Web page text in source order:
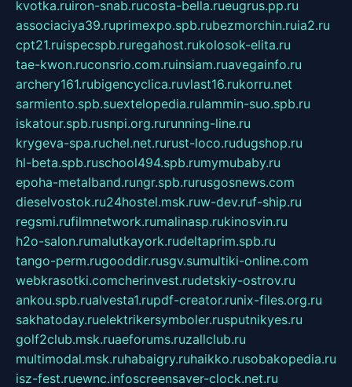
kvotka.ruiron-snab.rucosta-bella.rueugrus.pp.ru
associaciya39.ruprimexpo.spb.rubezmorchin.ruia2.ru
cpt21.ruispecspb.ruregahost.rukolosok-elita.ru
tae-kwon.ruconsrio.com.ruinsiam.ruavegainfo.ru
archery161.rubigencyclica.ruvlast16.rukorru.net
sarmiento.spb.suextelopedia.rulammin-suo.spb.ru
iskatour.spb.rusnpi.org.rurunning-line.ru
krygeva-spa.ruchel.net.rurust-loco.rudugshop.ru
hl-beta.spb.ruschool494.spb.rumymubaby.ru
epoha-metalband.rungr.spb.rurusgosnews.com
dieselvostok.ru24hostel.msk.ruw-dev.ruf-ship.ru
regsmi.rufilmnetwork.rumalinasp.rukinosvin.ru
h2o-salon.rumalutkayork.rudeltaprim.spb.ru
tango-perm.rugooddir.rusgv.sumultiki-online.com
webkrasotki.comcherinvest.rudetskiy-ostrov.ru
ankou.spb.rualvesta1.rupdf-creator.runix-files.org.ru
sakhatoday.ruelektrikersymboler.rusputnikyes.ru
golf2club.msk.ruaeforums.ruzallclub.ru
multimodal.msk.ruhabaigry.ruhaikko.rusobakopedia.ru
isz-fest.ruewnc.infoscreensaver-clock.net.ru